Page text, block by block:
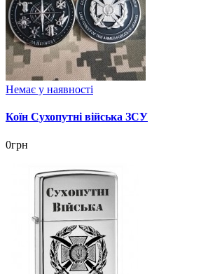
Немає у наявності
Коїн Сухопутні війська ЗСУ
0грн